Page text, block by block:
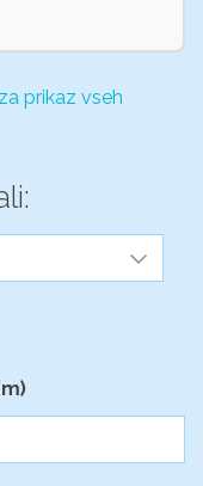
prikaz vseh